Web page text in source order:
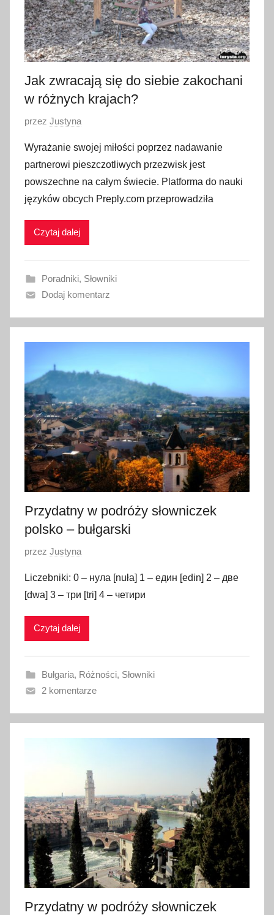
Jak zwracają się do siebie zakochani
w różnych krajach?
O
u
b
l
i
w
n
o
s
i
p
n
i
a
2
0
2
przez Justyna
Wyrażanie swojej miłości poprzez nadawanie
partnerowi pieszczotliwych przezwisk jest
powszechne na całym świecie. Platforma do nauki
języków obcych Preply.com przeprowadziła
Czytaj dalej
Poradniki, Słowniki
Dodaj komentarz
Przydatny w podróży słowniczek
polsko – bułgarski
O
u
b
l
w
a
o
y
c
z
n
a
2
przez Justyna
Liczebniki: 0 – нула [nuła] 1 – един [edin] 2 – две
[dwa] 3 – три [tri] 4 – четири
Czytaj dalej
Bułgaria, Różności, Słowniki
2 komentarze
Przydatny w podróży słowniczek